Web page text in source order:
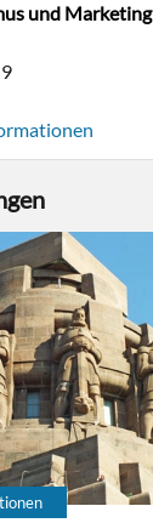
und Marketing